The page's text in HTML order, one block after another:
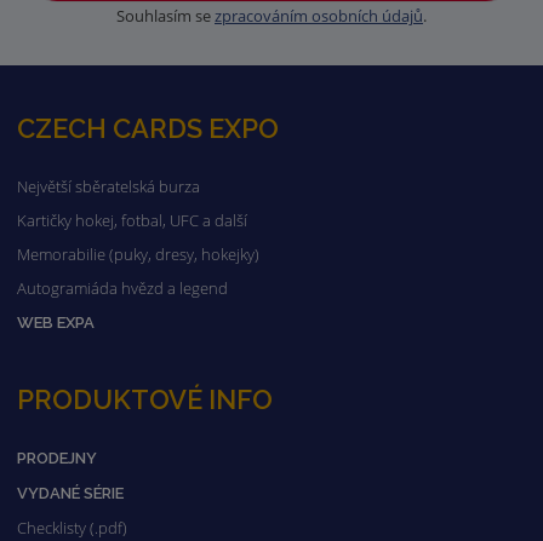
Souhlasím sezpracováním osobních údajů.
CZECH CARDS EXPO
Největší sběratelská burza
Kartičky hokej, fotbal, UFC a další
Memorabilie (puky, dresy, hokejky)
Autogramiáda hvězd a legend
WEB EXPA
PRODUKTOVÉ INFO
PRODEJNY
VYDANÉ SÉRIE
Checklisty (.pdf)